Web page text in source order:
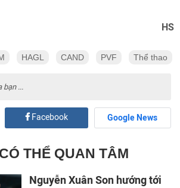
HS
HAGL CAND PVF Thể thao
bạn ...
Facebook Google News
THỂ QUAN TÂM
Nguyễn Xuân Son hướng tới